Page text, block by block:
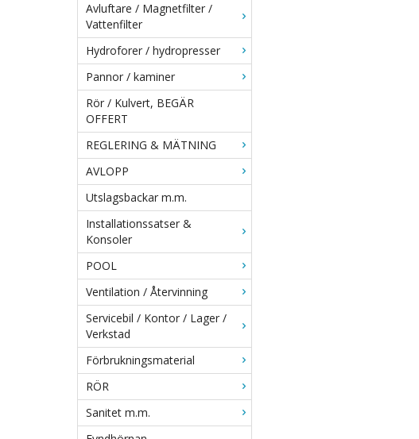
Avluftare / Magnetfilter /
Vattenfilter
Hydroforer / hydropresser
Pannor / kaminer
Rör / Kulvert, BEGÄR
OFFERT
REGLERING & MÄTNING
AVLOPP
Utslagsbackar m.m.
Installationssatser &
Konsoler
POOL
Ventilation / Återvinning
Servicebil / Kontor / Lager /
Verkstad
Förbrukningsmaterial
RÖR
Sanitet m.m.